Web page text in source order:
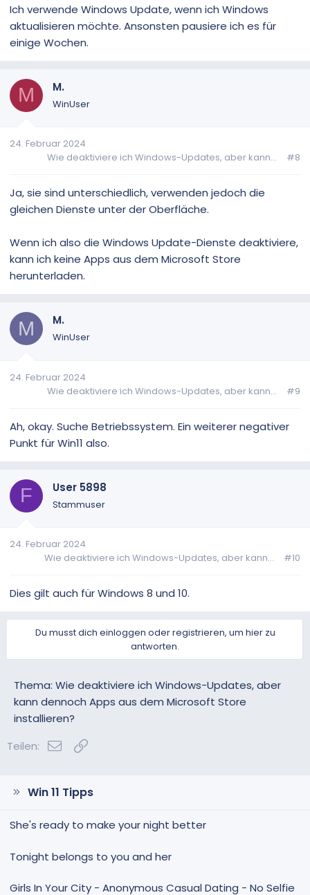
Ich verwende Windows Update, wenn ich Windows
aktualisieren möchte. Ansonsten pausiere ich es für
einige Wochen.
M M.
WinUser
24. Februar 2024
Wie deaktiviere ich Windows-Updates, aber kann...
#8
Ja, sie sind unterschiedlich, verwenden jedoch die
gleichen Dienste unter der Oberfläche.
Wenn ich also die Windows Update-Dienste deaktiviere,
kann ich keine Apps aus dem Microsoft Store
herunterladen.
M M.
WinUser
24. Februar 2024
Wie deaktiviere ich Windows-Updates, aber kann...
#9
Ah, okay. Suche Betriebssystem. Ein weiterer negativer
Punkt für Win11 also.
F User 5898
Stammuser
24. Februar 2024
Wie deaktiviere ich Windows-Updates, aber kann...
#10
Dies gilt auch für Windows 8 und 10.
Du musst dich einloggen oder registrieren, um hier zu
antworten.
Thema: Wie deaktiviere ich Windows-Updates, aber
kann dennoch Apps aus dem Microsoft Store
installieren?
Teilen:
E-Mail
Win 11 Tipps
She's ready to make your night better
Tonight belongs to you and her
Girls In Your City - Anonymous Casual Dating - No Selfie